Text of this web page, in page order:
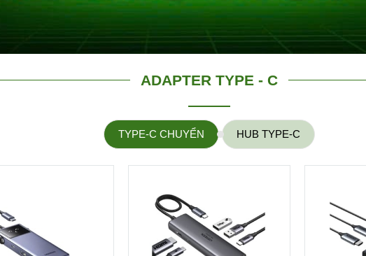
ADAPTER TYPE - C
TYPE-C CHUYỂN HUB TYPE-C